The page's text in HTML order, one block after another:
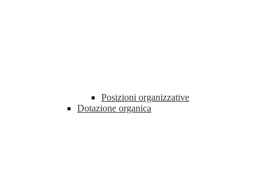
Posizioni organizzative
Dotazione organica